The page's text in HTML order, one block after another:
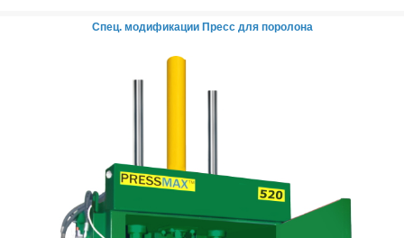
Спец. модификации Пресс для поролона